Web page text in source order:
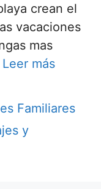
crean el
vacaciones
mas
Leer más
Familiares
y